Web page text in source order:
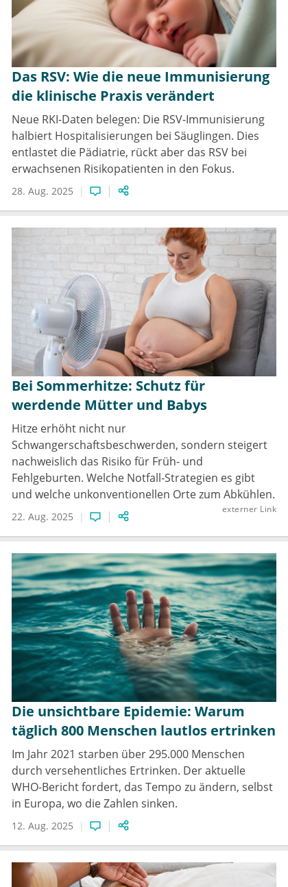
Das RSV: Wie die neue Immunisierung
die klinische Praxis verändert
Neue RKI-Daten belegen: Die RSV-Immunisierung
halbiert Hospitalisierungen bei Säuglingen. Dies
entlastet die Pädiatrie, rückt aber das RSV bei
erwachsenen Risikopatienten in den Fokus.
28. Aug. 2025
Bei Sommerhitze: Schutz für
werdende Mütter und Babys
Hitze erhöht nicht nur
Schwangerschaftsbeschwerden, sondern steigert
nachweislich das Risiko für Früh- und
Fehlgeburten. Welche Notfall-Strategien es gibt
und welche unkonventionellen Orte zum Abkühlen.
22. Aug. 2025
externer Link
Die unsichtbare Epidemie: Warum
täglich 800 Menschen lautlos ertrinken
Im Jahr 2021 starben über 295.000 Menschen
durch versehentliches Ertrinken. Der aktuelle
WHO-Bericht fordert, das Tempo zu ändern, selbst
in Europa, wo die Zahlen sinken.
12. Aug. 2025